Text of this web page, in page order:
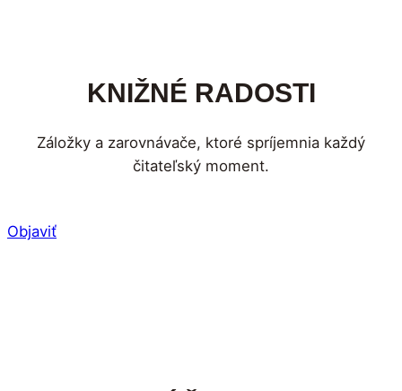
KNIŽNÉ RADOSTI
Záložky a zarovnávače, ktoré spríjemnia každý
čitateľský moment.
Objaviť